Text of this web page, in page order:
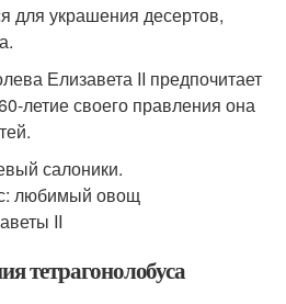
для украшения десертов,
Елизавета II предпочитает
летие своего правления она
тетрагонолобуса